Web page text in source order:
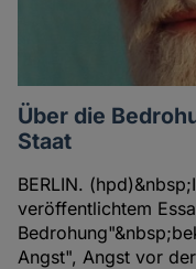
Über die
Staat
BERLIN.
veröffentlichtem
Angst", Angst vor